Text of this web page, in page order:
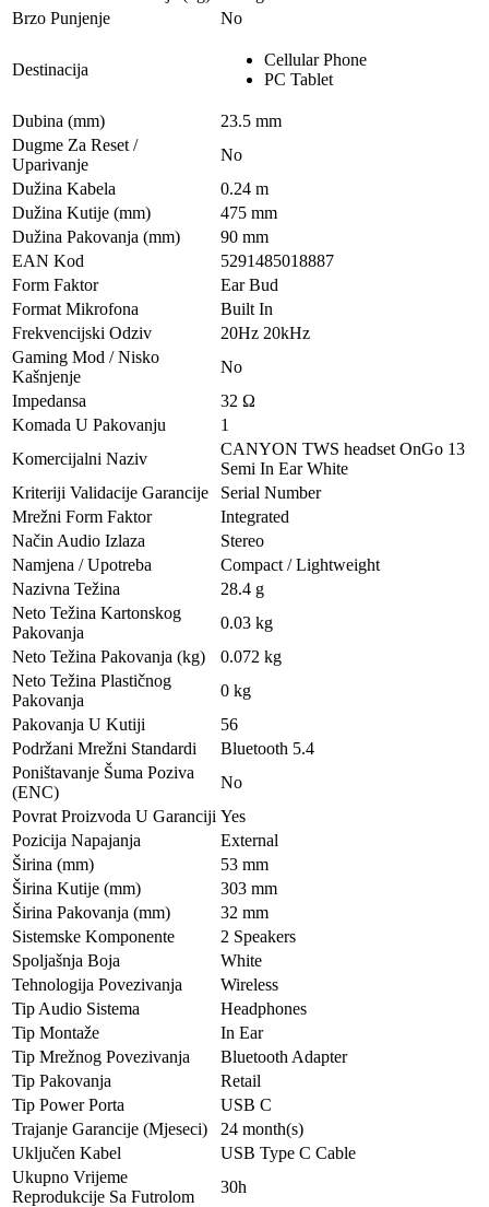
Brzo Punjenje
No
Destinacija
Cellular Phone
PC Tablet
Dubina (mm)
23.5 mm
Dugme Za Reset /
Uparivanje
No
Dužina Kabela
0.24 m
Dužina Kutije (mm)
475 mm
Dužina Pakovanja (mm)
90 mm
EAN Kod
5291485018887
Form Faktor
Ear Bud
Format Mikrofona
Built In
Frekvencijski Odziv
20Hz 20kHz
Gaming Mod / Nisko
Kašnjenje
No
Impedansa
32 Ω
Komada U Pakovanju
1
Komercijalni Naziv
CANYON TWS headset OnGo 13
Semi In Ear White
Kriteriji Validacije Garancije
Serial Number
Mrežni Form Faktor
Integrated
Način Audio Izlaza
Stereo
Namjena / Upotreba
Compact / Lightweight
Nazivna Težina
28.4 g
Neto Težina Kartonskog
Pakovanja
0.03 kg
Neto Težina Pakovanja (kg)
0.072 kg
Neto Težina Plastičnog
Pakovanja
0 kg
Pakovanja U Kutiji
56
Podržani Mrežni Standardi
Bluetooth 5.4
Poništavanje Šuma Poziva
(ENC)
No
Povrat Proizvoda U Garanciji Yes
Pozicija Napajanja
External
Širina (mm)
53 mm
Širina Kutije (mm)
303 mm
Širina Pakovanja (mm)
32 mm
Sistemske Komponente
2 Speakers
Spoljašnja Boja
White
Tehnologija Povezivanja
Wireless
Tip Audio Sistema
Headphones
Tip Montaže
In Ear
Tip Mrežnog Povezivanja
Bluetooth Adapter
Tip Pakovanja
Retail
Tip Power Porta
USB C
Trajanje Garancije (Mjeseci)
24 month(s)
Uključen Kabel
USB Type C Cable
Ukupno Vrijeme
Reprodukcije Sa Futrolom
30h